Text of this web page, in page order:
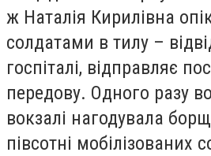
ж Наталія Кирилівна
солдатами в тилу –
госпіталі, відправляє
передову. Одного разу
вокзалі нагодувала
півсотні мобілізованих